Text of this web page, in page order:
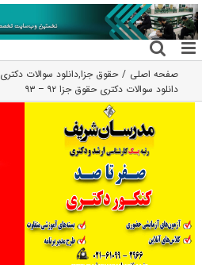
رفتن
به
محتوا
صفحه اصلی حقوق جزا,دانلود سوالات دکتری 92
دانلود سوالات دکتری حقوق جزا ۹۲ – ۹۳